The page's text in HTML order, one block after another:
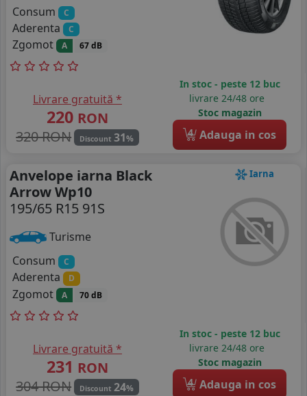
Consum C
Aderenta C
Zgomot A 67 dB
Livrare gratuită *
220 RON
320 RON
Discount 31%
In stoc - peste 12 buc
livrare 24/48 ore
Stoc magazin
4 Adauga in cos
Iarna
Anvelope iarna Black
Arrow Wp10
195/65 R15 91S
Turisme
Consum
C
Aderenta D
Zgomot A 70 dB
Livrare gratuită *
231 RON
304 RON
Discount 24%
In stoc - peste 12 buc
livrare 24/48 ore
Stoc magazin
4 Adauga in cos